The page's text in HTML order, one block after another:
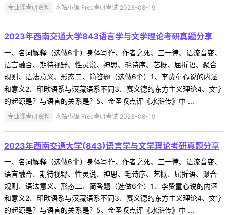
专业课考研资料 本站小编 Free考研考试 2023-08-19
2023年西南交通大学843语言学与文学理论考研真题分享
一、名词解释（选做6个）身体写作、作者之死、三一律、语流音变、
语言融合、期待视野、性灵说、神思、毛诗序、艺概、屈折语、聚合
规则、语法意义、形态二、简答题（选做6个）1、李贽童心说的内涵
和意义2、印欧语系与汉藏语系不同3、赛义德的东方主义理论4、文字
的起源是？与语言的关系是？5、金圣叹点评《水浒传》中 ...
专业课考研资料 本站小编 Free考研考试 2023-08-19
2023年西南交通大学(843)语言学与文学理论考研真题分享
一、名词解释（选做6个）身体写作、作者之死、三一律、语流音变、
语言融合、期待视野、性灵说、神思、毛诗序、艺概、屈折语、聚合
规则、语法意义、形态二、简答题（选做6个）1、李贽童心说的内涵
和意义2、印欧语系与汉藏语系不同3、赛义德的东方主义理论4、文字
的起源是？与语言的关系是？5、金圣叹点评《水浒传》中 ...